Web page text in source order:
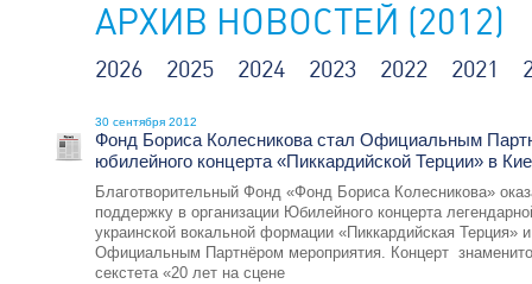
АРХИВ НОВОСТЕЙ (2012)
2026 2025 2024 2023 2022 2021
30 сентября 2012
Фонд Бориса Колесникова стал Официальным
юбилейного концерта «Пиккардийской Терции» в
Благотворительный Фонд «Фонд Бориса Колесникова»
поддержку в организации Юбилейного концерта
украинской вокальной формации «Пиккардийская Терция»
Официальным Партнёром мероприятия. Концерт
секстета «20 лет на сцене